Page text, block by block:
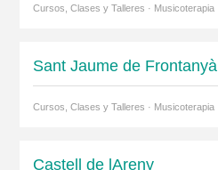
Cursos, Clases y Talleres · Musicoterapia
Sant Jaume de Frontanyà
Cursos, Clases y Talleres · Musicoterapia
Castell de lAreny